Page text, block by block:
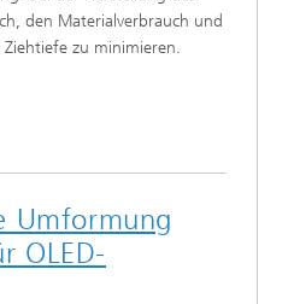
den Materialverbrauch und
zu minimieren.
Umformung
OLED-